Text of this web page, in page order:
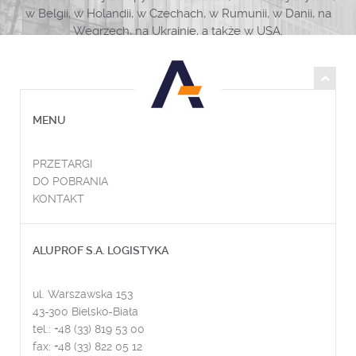
w Belgii, w Holandii, w Czechach, w Rumunii, w Danii, na
Węgrzech, na Ukrainie, a także w USA.
MENU
PRZETARGI
DO POBRANIA
KONTAKT
ALUPROF S.A. LOGISTYKA
ul. Warszawska 153
43-300 Bielsko-Biała
tel.: +48 (33) 819 53 00
fax: +48 (33) 822 05 12